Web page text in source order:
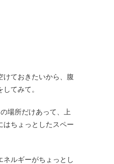
けておきたいから、腹
てみて。
場所だけあって、上
はちょっとしたスペー
ネルギーがちょっとし